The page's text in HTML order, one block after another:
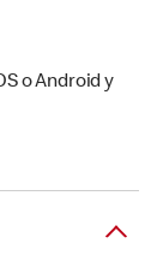
o Android y